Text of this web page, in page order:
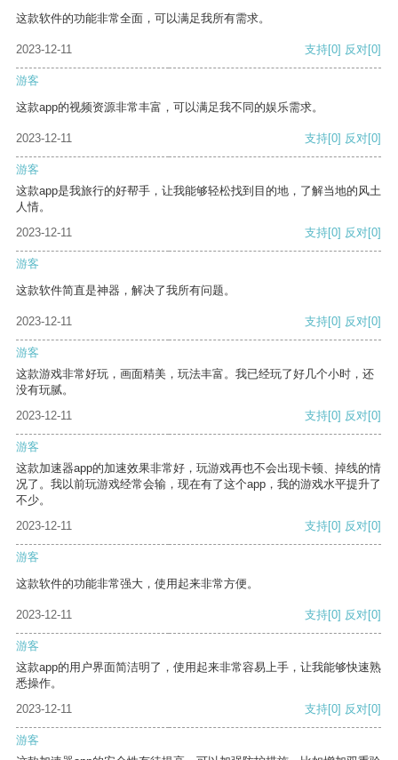
这款软件的功能非常全面，可以满足我所有需求。
2023-12-11 支持[0] 反对[0]
游客
这款app的视频资源非常丰富，可以满足我不同的娱乐需求。
2023-12-11 支持[0] 反对[0]
游客
这款app是我旅行的好帮手，让我能够轻松找到目的地，了解当地的风土
人情。
2023-12-11
支持[0] 反对[0]
游客
这款软件简直是神器，解决了我所有问题。
2023-12-11 支持[0] 反对[0]
游客
这款游戏非常好玩，画面精美，玩法丰富。我已经玩了好几个小时，还
没有玩腻。
2023-12-11
支持[0] 反对[0]
游客
这款加速器app的加速效果非常好，玩游戏再也不会出现卡顿、掉线的情
况了。我以前玩游戏经常会输，现在有了这个app，我的游戏水平提升了
不少。
2023-12-11
支持[0] 反对[0]
游客
这款软件的功能非常强大，使用起来非常方便。
2023-12-11 支持[0] 反对[0]
游客
这款app的用户界面简洁明了，使用起来非常容易上手，让我能够快速熟
悉操作。
2023-12-11
支持[0] 反对[0]
游客